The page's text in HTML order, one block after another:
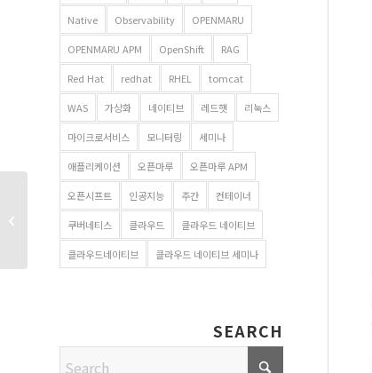
Native Observability OPENMARU
OPENMARU APM OpenShift RAG
Red Hat redhat RHEL tomcat
WAS 가상화 네이티브 레드햇 리눅스
마이크로서비스 모니터링 세미나
애플리케이션 오픈마루 오픈마루 APM
오픈시프트 인공지능 주간 컨테이너
쿠버네티스 클라우드 클라우드 네이티브
클라우드네이티브 클라우드 네이티브 세미나
SEARCH
클라우드 네이티브 무상
컨설팅 세미나 – 천안
소재 지�...